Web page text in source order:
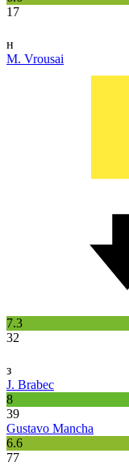
17
н
M. Vrousai
7.3
32
з
J. Brabec
8
39
Gustavo Mancha
6.6
77